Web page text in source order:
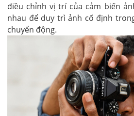
điều chỉnh vị trí của cảm biến
nhau để duy trì ảnh cố định
chuyển động.